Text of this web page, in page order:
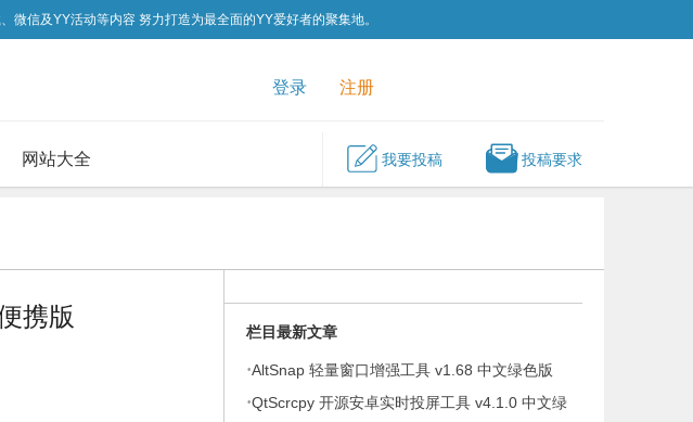
信及YY活动等内容 努力打造为最全面的YY爱好者的聚集地。
登录 注册
网站大全 我要投稿 投稿要求
携版 栏目最新文章
·AltSnap 轻量窗口增强工具 v1.68 中文绿色版
·QtScrcpy 开源安卓实时投屏工具 v4.1.0 中文绿